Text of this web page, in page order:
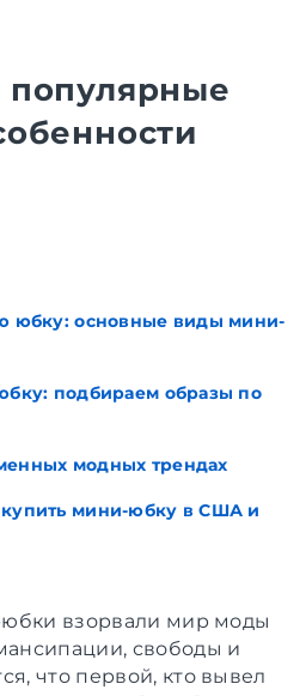
юбку: основные виды мини-
подбираем образы по
модных трендах
мини-юбку в США и
юбки взорвали мир моды
свободы и
что первой, кто вывел